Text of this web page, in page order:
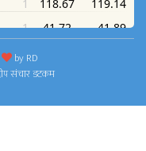
byRD
संचार डटकम